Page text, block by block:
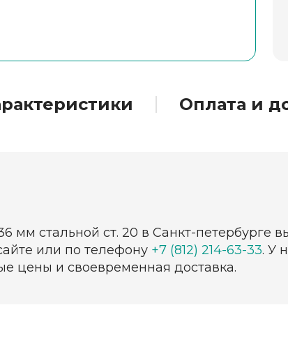
Оплата и
мм стальной ст. 20 в Санкт-
или по телефону +7 (812) 214-63-33. У
цены и своевременная доставка.